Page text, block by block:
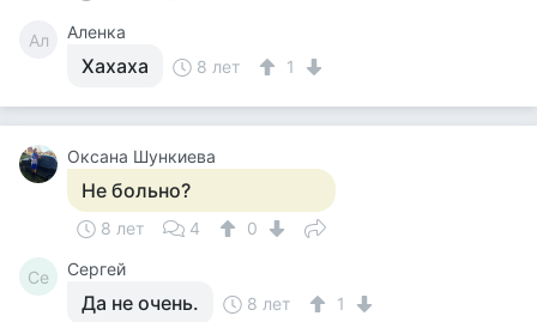
Ал Аленка
Хахаха 8 лет 1
Оксана Шункиева
Не больно?
8 лет 4 0
Се Сергей
Да не очень. 8 лет 1